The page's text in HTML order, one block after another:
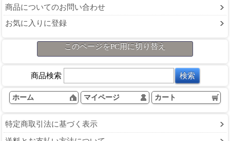
商品についてのお問い合わせ
お気に入りに登録
このページをPC用に切り替え
商品検索
ホーム マイページ カート
特定商取引法に基づく表示